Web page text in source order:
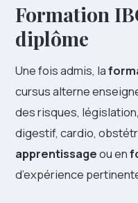
Formation
diplôme
Une fois admis, la
cursus alterne
des risques,
digestif, cardio,
apprentissageou en
d’expérience